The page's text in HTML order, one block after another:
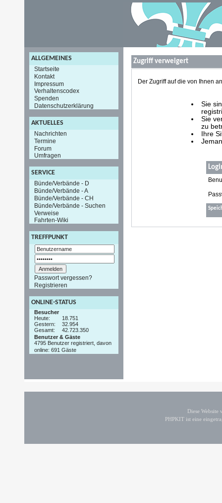
ALLGEMEINES
Startseite
Kontakt
Impressum
Verhaltenscodex
Spenden
Datenschutzerklärung
AKTUELLES
Nachrichten
Termine
Forum
Umfragen
SERVICE
Bünde/Verbände - D
Bünde/Verbände - A
Bünde/Verbände - CH
Bünde/Verbände - Suchen
Verweise
Fahrten-Wiki
TREFFPUNKT
Passwort vergessen?
Registrieren
ONLINE-STATUS
Besucher
Heute:
18.751
Gestern:
32.954
Gesamt:
42.723.350
Benutzer & Gäste
4795 Benutzer registriert, davon
online: 691 Gäste
Zugriff verweigert
Der Zugriff auf die von Ihnen
Sie
Sie
zu
Ihre
Diese
PHPKIT ist eine